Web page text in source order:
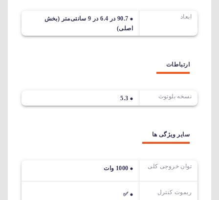
ابعاد
90.7 در 6.4 در 9 سانتی‌متر (بخش
اصلی)
ارتباطات
نسخه بلوتوث 5.3
سایر ویژگی ها
توان خروجی کلی 1000 وات
ریموت کنترل ✅